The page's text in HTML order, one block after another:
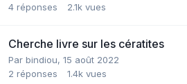
4 réponses 2.1k vues
Cherche livre sur les cératites
Par bindiou, 15 août 2022
2 réponses 1.4k vues